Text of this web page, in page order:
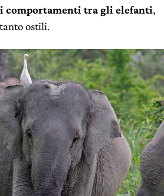
comportamenti tra gli elefanti,
ostili.